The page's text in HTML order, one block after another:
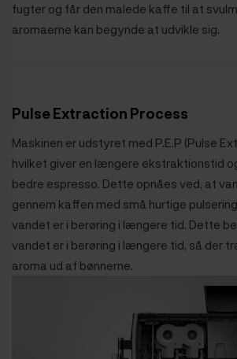
fugter og får den malede kaffe til at
aromaerne kan begynde at udvikle sig.
Pulse Extraction Process
Maskinen er udstyret med P.E.P (Pulse
hvilket giver en længere ekstraktionstid
bedre espresso. Dette opnåes ved, at
gennem kaffen med små hurtige
vandet er i berøring i længere tid. Dette
vandet er i berøring i længere tid, så der
aroma ud af bønnerne.